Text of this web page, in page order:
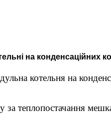
на конденсаційних
котельня на
теплопостачання